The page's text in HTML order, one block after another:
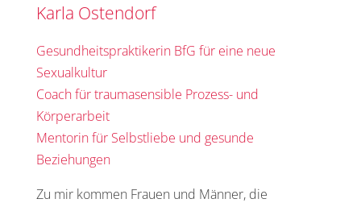
Karla Ostendorf
Gesundheitspraktikerin BfG für eine neue
Sexualkultur
Coach für traumasensible Prozess- und
Körperarbeit
Mentorin für Selbstliebe und gesunde
Beziehungen
Zu mir kommen Frauen und Männer, die